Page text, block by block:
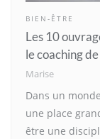
BIEN-ÊTRE
Les 10
le coaching
Marise
Dans un
une place
être une